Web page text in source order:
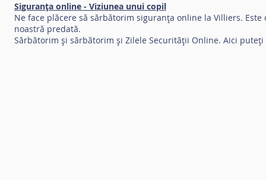
Siguranța online - Viziunea unui copil
Ne face plăcere să sărbătorim siguranța online la Villiers.
noastră predată.
Sărbătorim și sărbătorim și Zilele Securității Online. Aici